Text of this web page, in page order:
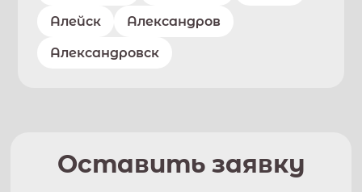
Алейск Александров
Александровск
Оставить заявку